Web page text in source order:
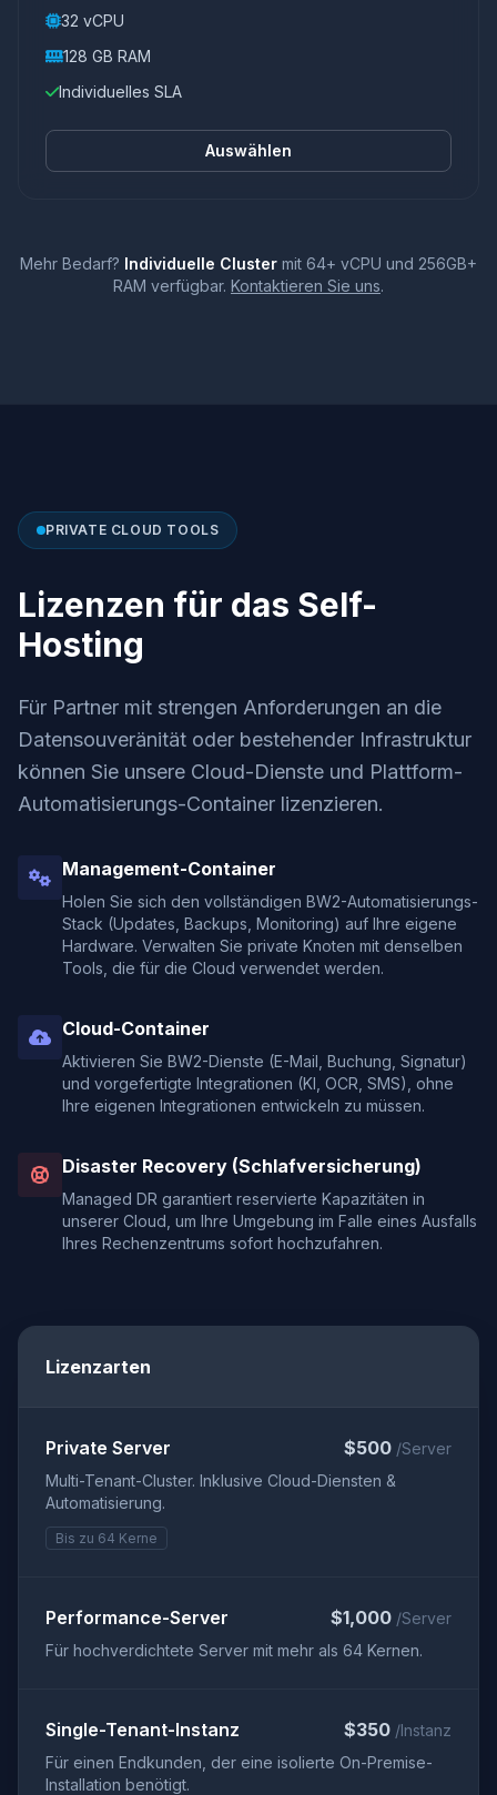
32 vCPU
128 GB RAM
Individuelles SLA
Auswählen
Mehr Bedarf? Individuelle Cluster mit 64+ vCPU und 256GB+
RAM verfügbar. Kontaktieren Sie uns.
PRIVATE CLOUD TOOLS
Lizenzen für das Self-
Hosting
Für Partner mit strengen Anforderungen an die
Datensouveränität oder bestehender Infrastruktur
können Sie unsere Cloud-Dienste und Plattform-
Automatisierungs-Container lizenzieren.
Management-Container
Holen Sie sich den vollständigen BW2-Automatisierungs-
Stack (Updates, Backups, Monitoring) auf Ihre eigene
Hardware. Verwalten Sie private Knoten mit denselben
Tools, die für die Cloud verwendet werden.
Cloud-Container
Aktivieren Sie BW2-Dienste (E-Mail, Buchung, Signatur)
und vorgefertigte Integrationen (KI, OCR, SMS), ohne
Ihre eigenen Integrationen entwickeln zu müssen.
Disaster Recovery (Schlafversicherung)
Managed DR garantiert reservierte Kapazitäten in
unserer Cloud, um Ihre Umgebung im Falle eines Ausfalls
Ihres Rechenzentrums sofort hochzufahren.
Lizenzarten
Private Server $500 /Server
Multi-Tenant-Cluster. Inklusive Cloud-Diensten &
Automatisierung.
Bis zu 64 Kerne
Performance-Server $1,000 /Server
Für hochverdichtete Server mit mehr als 64 Kernen.
Single-Tenant-Instanz $350 /Instanz
Für einen Endkunden, der eine isolierte On-Premise-
Installation benötigt.